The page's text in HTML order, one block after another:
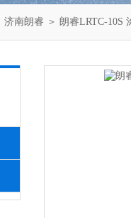
济南朗睿 ＞ 朗睿LRTC-10S